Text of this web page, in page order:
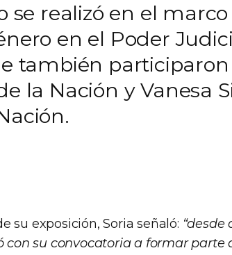
se realizó en el
en el Poder
también
la Nación y Vanesa
su exposición, Soria señaló:
con su convocatoria a formar parte